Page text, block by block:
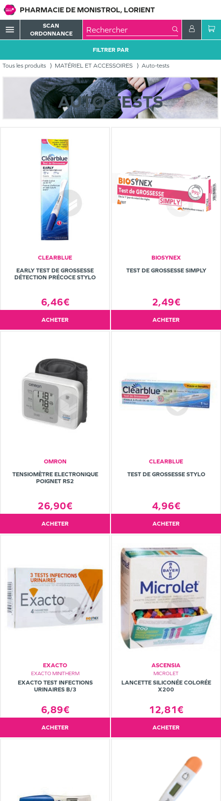
PHARMACIE DE MONISTROL, LORIENT
menu
SCAN
ORDONNANCE
Tous les produits MATÉRIEL ET ACCESSOIRES Auto-tests
FILTRER PAR
AUTO-TESTS
CLEARBLUE
EARLY TEST DE GROSSESSE
DÉTECTION PRÉCOCE STYLO
6,46€
ACHETER
BIOSYNEX
TEST DE GROSSESSE SIMPLY
2,49€
ACHETER
OMRON
TENSIOMÈTRE ELECTRONIQUE
POIGNET RS2
26,90€
ACHETER
CLEARBLUE
TEST DE GROSSESSE STYLO
4,96€
ACHETER
EXACTO
EXACTO MINITHERM
EXACTO TEST INFECTIONS
URINAIRES B/3
6,89€
ACHETER
ASCENSIA
MICROLET
LANCETTE SILICONÉE COLORÉE
X200
12,81€
ACHETER